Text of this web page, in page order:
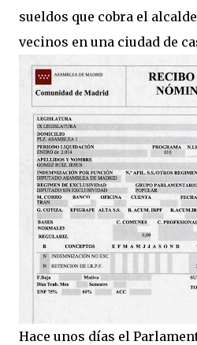
sueldos que cobra el
vecinos en una ciudad de
Hace unos días el